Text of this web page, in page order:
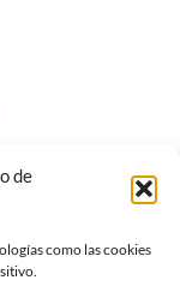
de
como las cookies